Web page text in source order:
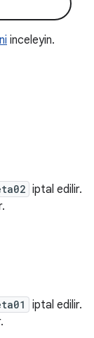
inceleyin.
iptal edilir.
iptal edilir.